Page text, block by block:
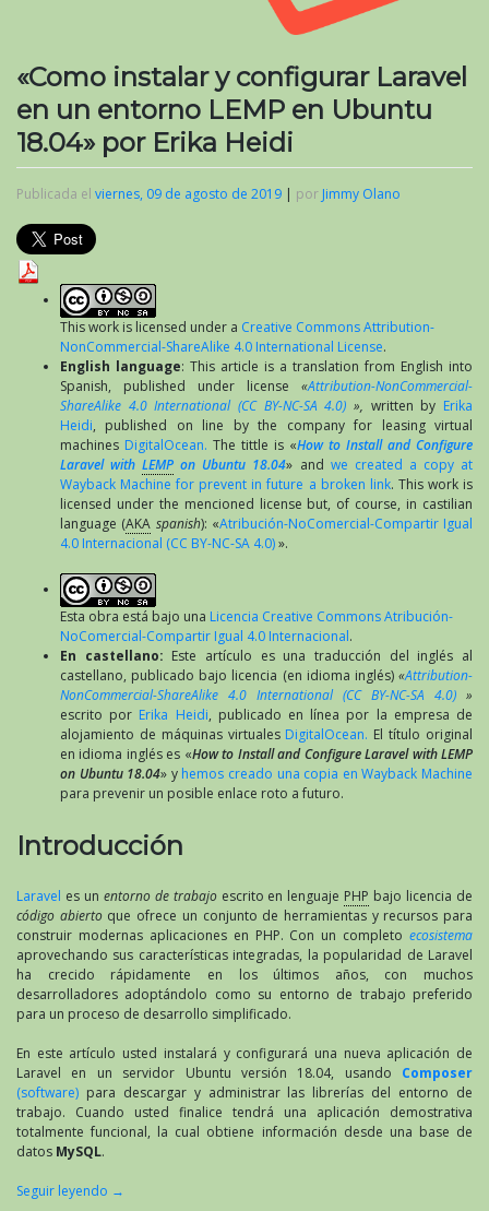
«Como instalar y configurar Laravel
en un entorno LEMP en Ubuntu
18.04» por Erika Heidi
Publicada el viernes, 09 de agosto de 2019 | por Jimmy Olano
This work is licensed under a Creative Commons Attribution-
NonCommercial-ShareAlike 4.0 International License.
English language: This article is a translation from English into
Spanish, published under license «Attribution-NonCommercial-
ShareAlike 4.0 International (CC BY-NC-SA 4.0) », written by Erika
Heidi, published on line by the company for leasing virtual
machines DigitalOcean. The tittle is «How to Install and Configure
Laravel withLEMP on Ubuntu 18.04» and we created a copy at
Wayback Machine for prevent in future a broken link. This work is
licensed under the mencioned license but, of course, in castilian
language (AKA spanish): «Atribución-NoComercial-Compartir Igual
4.0 Internacional (CC BY-NC-SA 4.0)».
Esta obra está bajo una Licencia Creative Commons Atribución-
NoComercial-Compartir Igual 4.0 Internacional.
En castellano: Este artículo es una traducción del inglés al
castellano, publicado bajo licencia (en idioma inglés) «Attribution-
NonCommercial-ShareAlike 4.0 International (CC BY-NC-SA 4.0) »
escrito por Erika Heidi, publicado en línea por la empresa de
alojamiento de máquinas virtuales DigitalOcean. El título original
en idioma inglés es «How to Install and Configure Laravel with LEMP
on Ubuntu 18.04» y hemos creado una copia en Wayback Machine
para prevenir un posible enlace roto a futuro.
Introducción
Laravel es un entorno de trabajoescrito en lenguaje PHP bajo licencia de
código abierto que ofrece un conjunto de herramientas y recursos para
construir modernas aplicaciones en PHP. Con un completo ecosistema
aprovechando sus características integradas, la popularidad de Laravel
ha crecido rápidamente en los últimos años, con muchos
desarrolladores adoptándolo como su entorno de trabajo preferido
para un proceso de desarrollo simplificado.
En este artículo usted instalará y configurará una nueva aplicación de
Laravel en un servidor Ubuntu versión 18.04, usando Composer
(software) para descargar y administrar las librerías del entorno de
trabajo. Cuando usted finalice tendrá una aplicación demostrativa
totalmente funcional, la cual obtiene información desde una base de
datos MySQL.
Seguir leyendo →